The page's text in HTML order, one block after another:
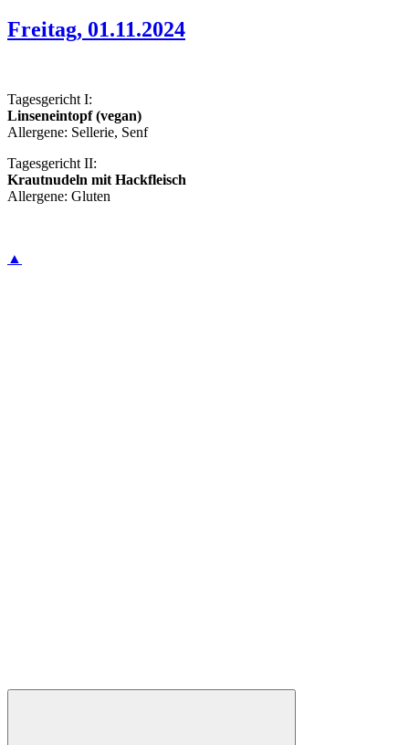
Freitag, 01.11.2024
Tagesgericht I:
Linseneintopf (vegan)
Allergene: Sellerie, Senf
Tagesgericht II:
Krautnudeln mit Hackfleisch
Allergene: Gluten
▲